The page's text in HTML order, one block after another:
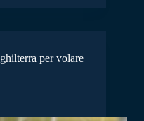
per volare